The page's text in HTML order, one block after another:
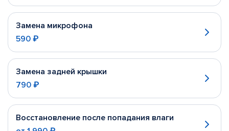
Замена микрофона
590 ₽
Замена задней крышки
790 ₽
Восстановление после попадания влаги